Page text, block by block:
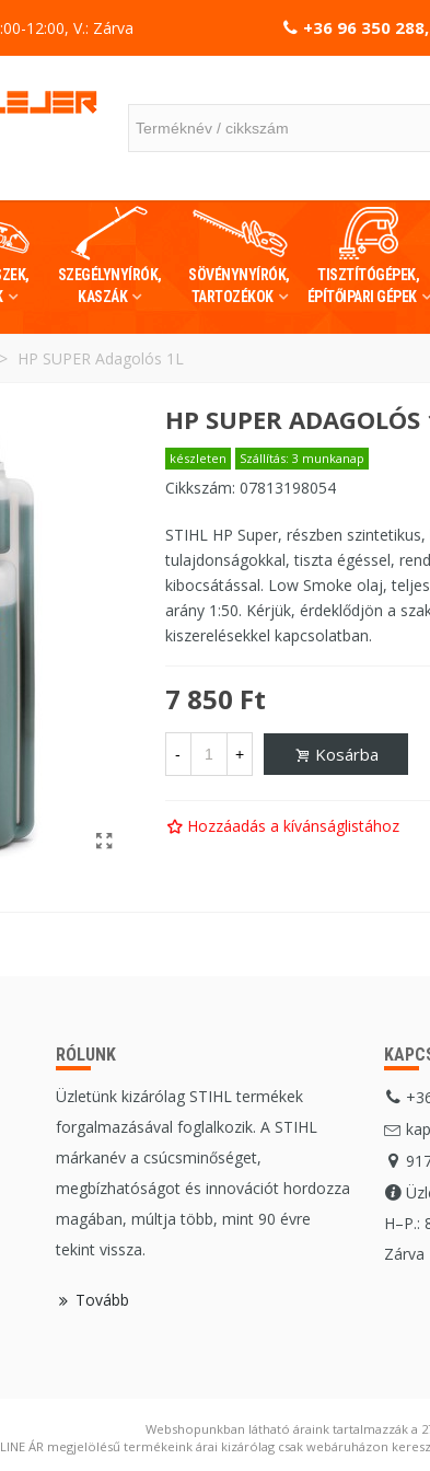
12:00, V.: Zárva +36 96 350
SZEGÉLYNYÍRÓK,
KASZÁK
SÖVÉNYNYÍRÓK,
TARTOZÉKOK
TISZTÍTÓGÉPEK,
ÉPÍTŐIPARI GÉPEK
> HP SUPER Adagolós 1L
HP SUPER ADAGOLÓS
készleten Szállítás: 3 munkanap
Cikkszám: 07813198054
STIHL HP Super, részben
tulajdonságokkal, tiszta égéssel,
kibocsátással. Low Smoke olaj,
arány 1:50. Kérjük, érdeklődjön a
kiszerelésekkel kapcsolatban.
7 850 Ft
- + Kosárba
Hozzáadás a kívánságlistához
RÓLUNK
Üzletünk kizárólag STIHL termékek
forgalmazásával foglalkozik. A STIHL
márkanév a csúcsminőséget,
megbízhatóságot és innovációt hordozza
magában, múltja több, mint 90 évre
tekint vissza.
Tovább
H–P.:
Zárva
Webshopunkban látható áraink tartalmazzák a
ÁR megjelölésű termékeink árai kizárólag csak webáruházon